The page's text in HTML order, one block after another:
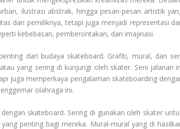
ilustrasi abstrak, hingga pesan-pesan artistik
dari pemiliknya, tetapi juga menjadi representasi
kebebasan, pemberontakan, dan imajinasi.
dari budaya skateboard. Grafiti, mural, dan
yang sering di kunjungi oleh skater. Seni jalanan
juga memperkaya pengalaman skateboarding
olahraga ini.
skateboard. Sering di gunakan oleh skater
penting bagi mereka. Mural-mural yang di